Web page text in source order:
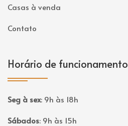
Casas à venda
Contato
Horário de funcionamento
Seg à sex: 9h às 18h
Sábados: 9h às 15h